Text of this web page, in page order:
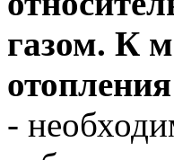
газом. К
-